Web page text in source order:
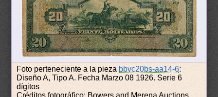
Foto perteneciente a la pieza bbvc20bs-aa14-6:
Diseño A, Tipo A. Fecha Marzo 08 1926. Serie 6
dígitos
Créditos fotográfico: Bowers and Merena Auctions